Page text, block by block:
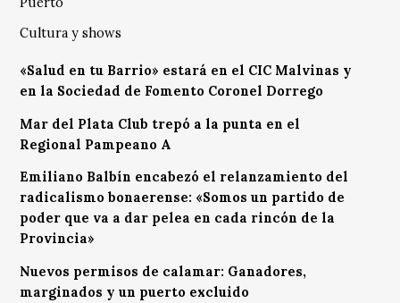
Cultura y shows
«Salud en tu Barrio» estará en el CIC Malvinas y
en la Sociedad de Fomento Coronel Dorrego
Mar del Plata Club trepó a la punta en el
Regional Pampeano A
Emiliano Balbín encabezó el relanzamiento del
radicalismo bonaerense: «Somos un partido de
poder que va a dar pelea en cada rincón de la
Provincia»
Nuevos permisos de calamar: Ganadores,
marginados y un puerto excluido